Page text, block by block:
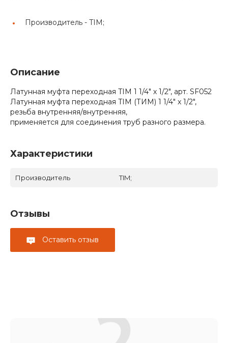
Производитель - TIM;
Описание
Латунная муфта переходная TIM 1 1/4" х 1/2", арт. SF052
Латунная муфта переходная TIM (ТИМ) 1 1/4" х 1/2",
резьба внутренняя/внутренняя,
применяется для соединения труб разного размера.
Характеристики
Производитель TIM;
Отзывы
Оставить отзыв